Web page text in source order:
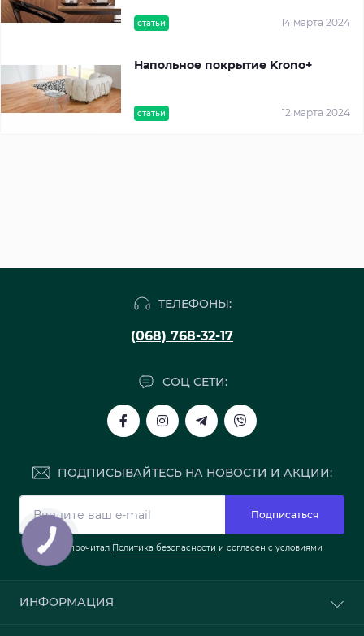
статьи 14 марта 2024
статьи 12 марта 2024
Напольное покрытие Krono+
ТЕЛЕФОНЫ:
(068) 768-32-17
СОЦ СЕТИ:
ПОДПИСЫВАЙТЕСЬ НА НОВОСТИ И АКЦИИ:
Подписаться
Я прочитал Политика безопасности и согласен с условиями
ИНФОРМАЦИЯ